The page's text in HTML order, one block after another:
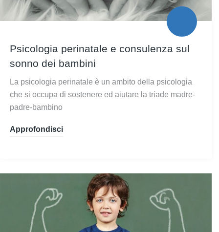
Psicologia perinatale e consulenza sul
sonno dei bambini
La psicologia perinatale è un ambito della psicologia
che si occupa di sostenere ed aiutare la triade madre-
padre-bambino
Approfondisci